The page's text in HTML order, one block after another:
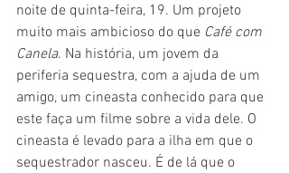
noite de quinta-feira, 19. Um projeto
muito mais ambicioso do que Café com
Canela. Na história, um jovem da
periferia sequestra, com a ajuda de um
amigo, um cineasta conhecido para que
este faça um filme sobre a vida dele. O
cineasta é levado para a ilha em que o
sequestrador nasceu. É de lá que o